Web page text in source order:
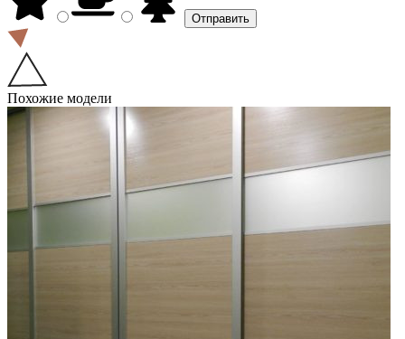
Похожие модели